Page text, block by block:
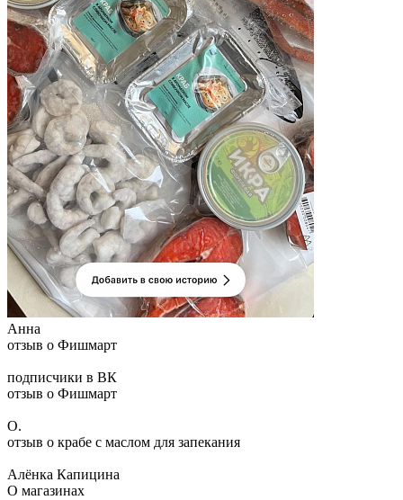
Анна
отзыв о Фишмарт
подписчики в ВК
отзыв о Фишмарт
О.
отзыв о крабе с маслом для запекания
Алёнка Капицина
О магазинах